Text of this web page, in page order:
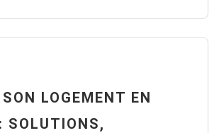
LOGEMENT EN
SOLUTIONS,